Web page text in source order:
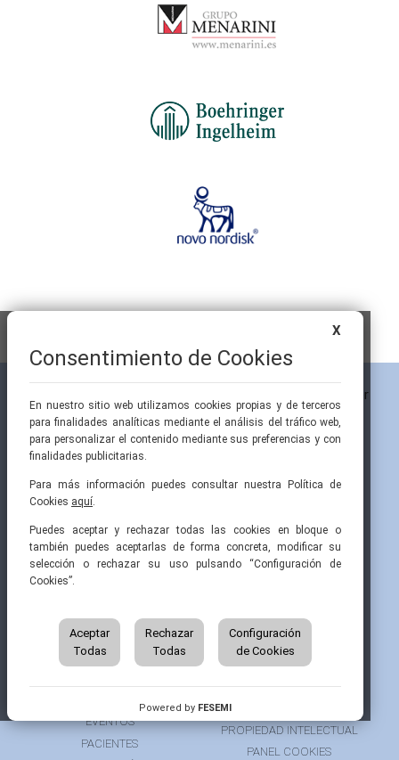
Pintor Ribera, 3
28016 Madrid
91 519 70 80
91 519 70 81
semi@fesemi.org
femi@fesemi.org
ÁREA DE SOCIO
GRUPOS DE TRABAJO
EVENTOS
PACIENTES
AVISO LEGAL
AVISO PARA PACIENTES
FINANCIACIÓN
POLÍTICA DE COOKIES
PROPIEDAD INTELECTUAL
PANEL COOKIES
X
Consentimiento de Cookies
En nuestro sitio web utilizamos cookies propias y de terceros
para finalidades analíticas mediante el análisis del tráfico web,
para personalizar el contenido mediante sus preferencias y con
finalidades publicitarias.
Para más información puedes consultar nuestra Política de
Cookies aquí
Puedes aceptar y rechazar todas las cookies en bloque o
también puedes aceptarlas de forma concreta, modificar su
selección o rechazar su uso pulsando “Configuración de
Cookies”.
Aceptar
Todas
Rechazar
Todas
Configuración
de Cookies
Powered by FESEMI